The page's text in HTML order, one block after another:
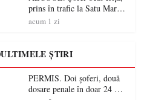
singură zi
prins în trafic la Satu Mare!
Alcoolemie uriașă
acum 1 zi
ULTIMELE ȘTIRI
PERMIS. Doi șoferi, două
dosare penale în doar 24 de